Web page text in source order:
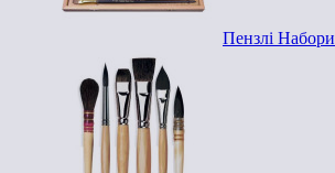
Пензлі Набори